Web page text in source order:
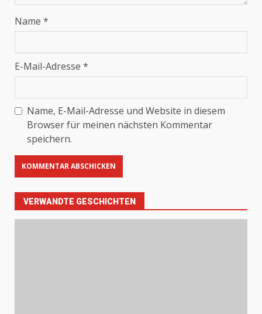
Name *
E-Mail-Adresse *
Name, E-Mail-Adresse und Website in diesem
Browser für meinen nächsten Kommentar
speichern.
VERWANDTE GESCHICHTEN